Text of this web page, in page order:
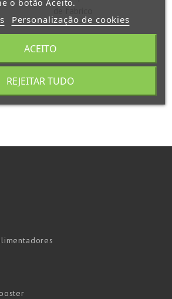
o botão Aceito.
Personalização de cookies
REJEITAR TUDO
ACEITO